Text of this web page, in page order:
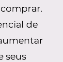
de
seus